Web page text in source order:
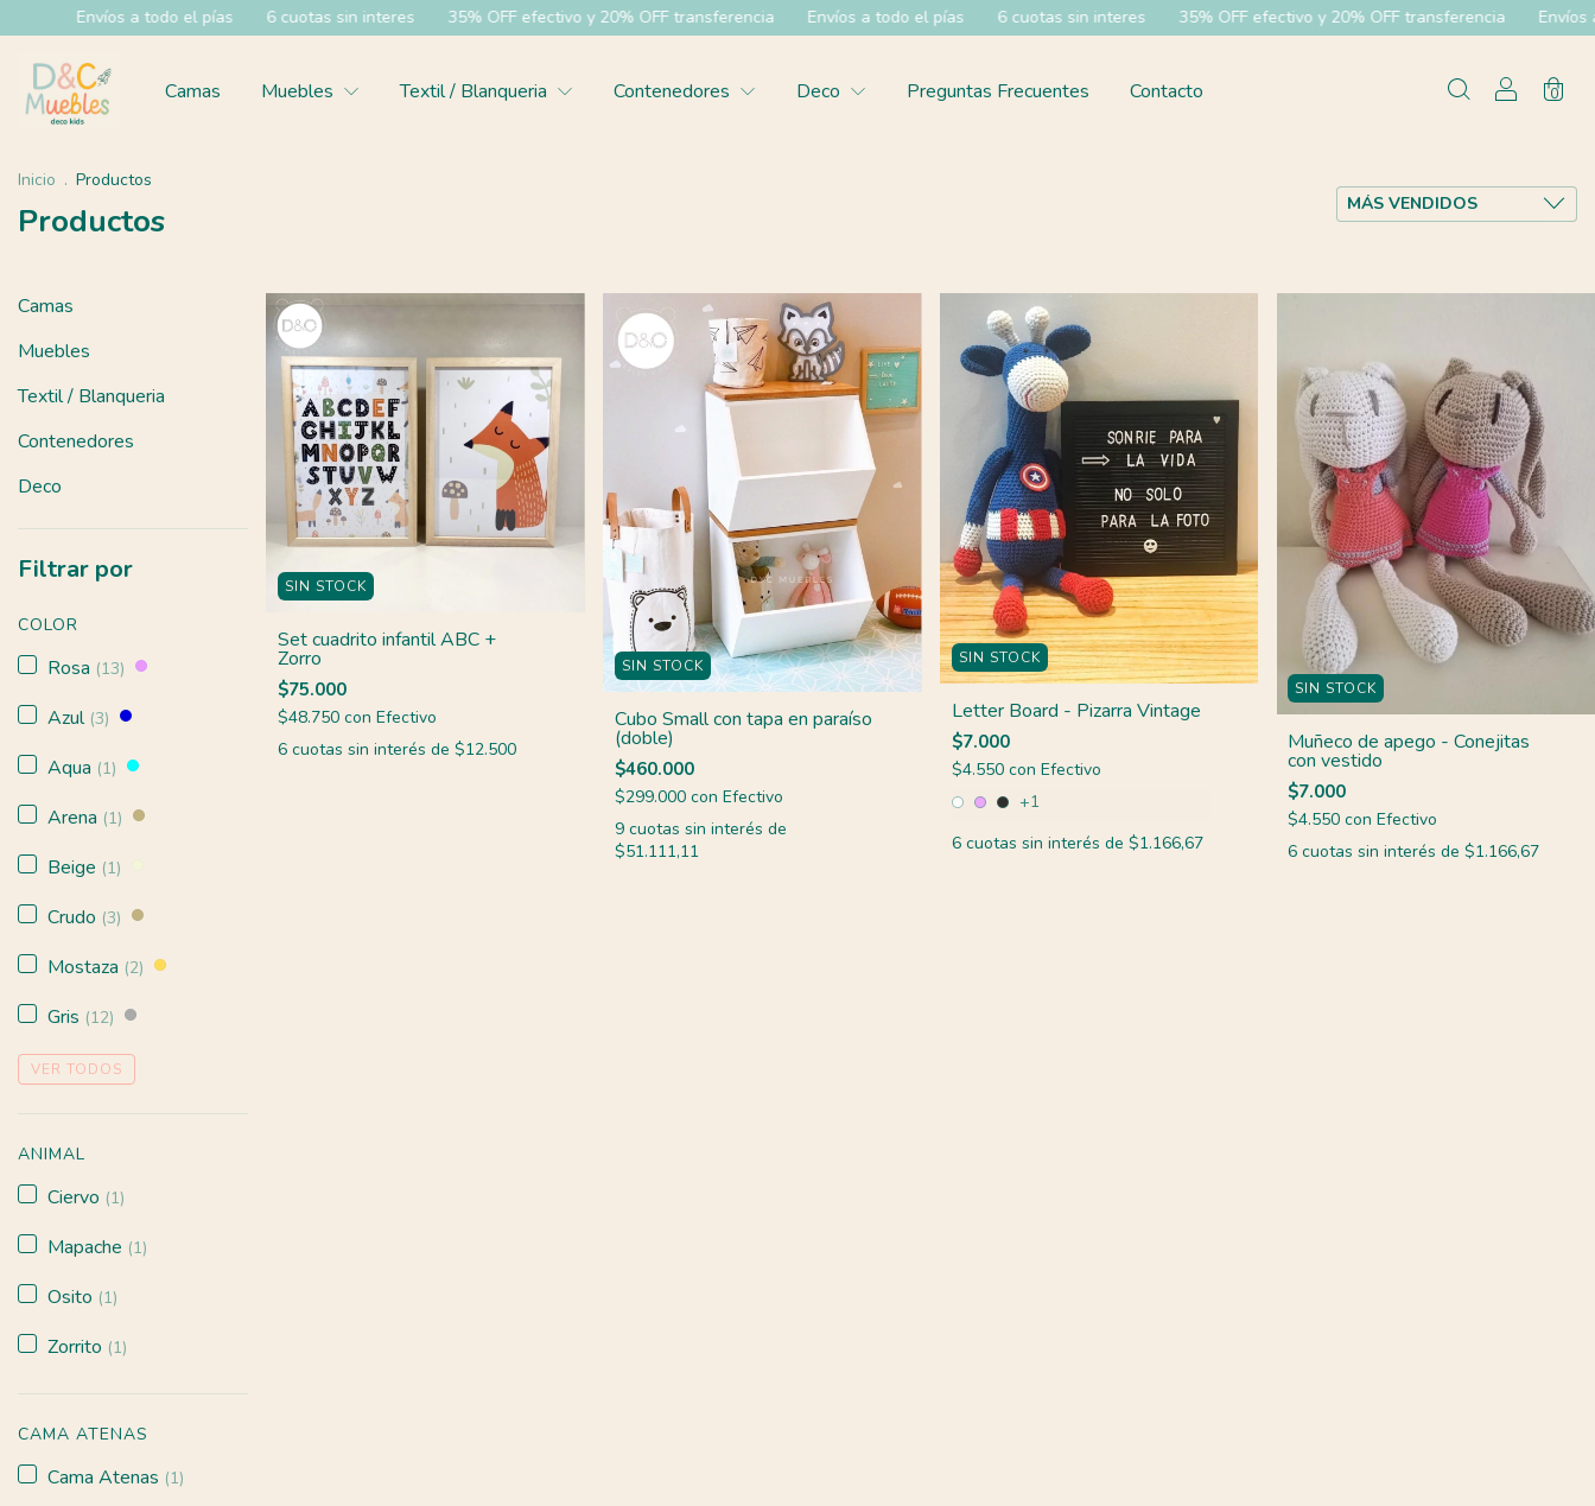
todo el pías 6 cuotas sin interes 35% OFF efectivo y 20% OFF transferencia Envíos a todo el pías 6 cuotas sin interes 35% OFF efectivo y 20% OFF transferencia Envíos a todo el pías
Camas Muebles Textil / Blanqueria Contenedores Deco Preguntas Frecuentes Contacto 0
Inicio . Productos
Productos
Camas
Muebles
Textil / Blanqueria
Contenedores
Deco
Filtrar por
COLOR
Rosa (13)
Azul (3)
Aqua (1)
Arena (1)
Beige (1)
Crudo (3)
Mostaza (2)
Gris (12)
VER TODOS
ANIMAL
Ciervo (1)
Mapache (1)
Osito (1)
Zorrito (1)
CAMA ATENAS
Cama Atenas (1)
SIN STOCK
Set cuadrito infantil ABC +
Zorro
$75.000
$48.750 con Efectivo
6 cuotas sin interés de $12.500
SIN STOCK
Cubo Small con tapa en paraíso
(doble)
$460.000
$299.000 con Efectivo
9 cuotas sin interés de
$51.111,11
SIN STOCK
Letter Board - Pizarra Vintage
$7.000
$4.550 con Efectivo
+1
6 cuotas sin interés de $1.166,67
SIN STOCK
Muñeco de apego - Conejitas
con vestido
$7.000
$4.550con Efectivo
6 cuotas sin interés de$1.166,67